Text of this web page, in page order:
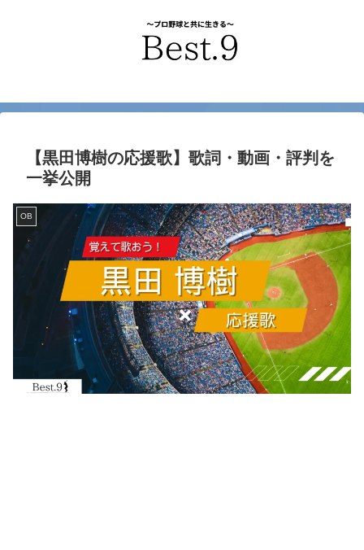
【黒田博樹の応援歌】歌詞・動画・評判を
一挙公開
OB